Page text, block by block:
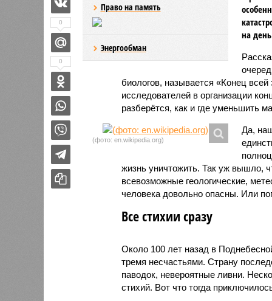
Право на память
Энергообман
на
биологов, называется «Конец
исследователей в организации
разберётся, как и где уменьшить
(фото: en.wikipedia.org)
Да,
жизнь уничтожить. Так уж вышло,
всевозможные геологические,
человека довольно опасны. Или
Все стихии сразу
Около 100 лет назад в
тремя несчастьями. Страну
паводок, невероятные ливни.
стихий. Вот что тогда
0
0